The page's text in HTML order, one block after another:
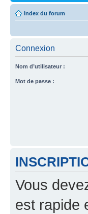
Index du forum
Connexion
Nom d’utilisateur :
Mot de passe :
Vous
est rapide